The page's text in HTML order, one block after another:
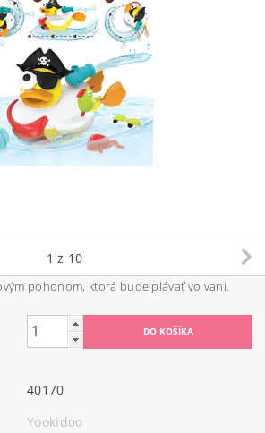
1 z 10
pohonom, ktorá bude plávať vo vani.
40170
Yookidoo